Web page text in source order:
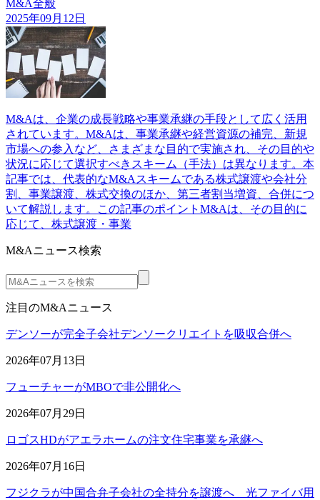
M&A全般
2025年09月12日
M&Aは、企業の成長戦略や事業承継の手段として広く活用
されています。M&Aは、事業承継や経営資源の補完、新規
市場への参入など、さまざまな目的で実施され、その目的や
状況に応じて選択すべきスキーム（手法）は異なります。本
記事では、代表的なM&Aスキームである株式譲渡や会社分
割、事業譲渡、株式交換のほか、第三者割当増資、合併につ
いて解説します。この記事のポイントM&Aは、その目的に
応じて、株式譲渡・事業
M&Aニュース検索
注目のM&Aニュース
デンソーが完全子会社デンソークリエイトを吸収合併へ
2026年07月13日
フューチャーがMBOで非公開化へ
2026年07月29日
ロゴスHDがアエラホームの注文住宅事業を承継へ
2026年07月16日
フジクラが中国合弁子会社の全持分を譲渡へ 光ファイバ用